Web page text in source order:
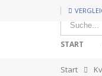
START
Start